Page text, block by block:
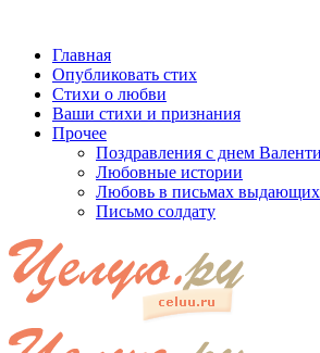
Главная
Опубликовать стих
Стихи о любви
Ваши стихи и признания
Прочее
Поздравления с днем
Любовные истории
Любовь в письмах
Письмо солдату